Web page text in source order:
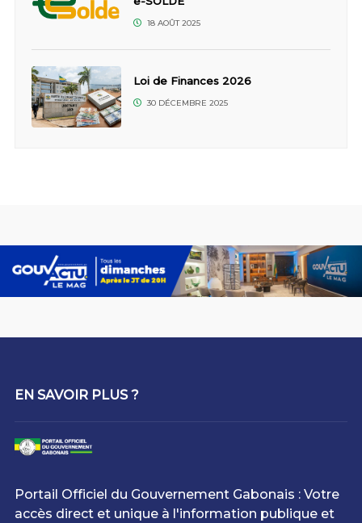
18 AOÛT 2025
Loi de Finances 2026
30 DÉCEMBRE 2025
EN SAVOIR PLUS ?
Portail Officiel du Gouvernement Gabonais : Votre
accès direct et unique à l'information publique et